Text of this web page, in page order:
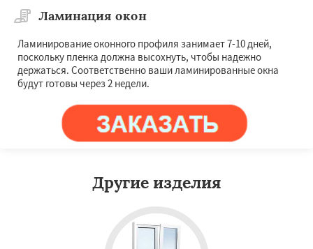
Ламинация окон
Ламинирование оконного профиля занимает 7-10 дней,
поскольку пленка должна высохнуть, чтобы надежно
держаться. Соответственно ваши ламинированные окна
будут готовы через 2 недели.
Другие изделия